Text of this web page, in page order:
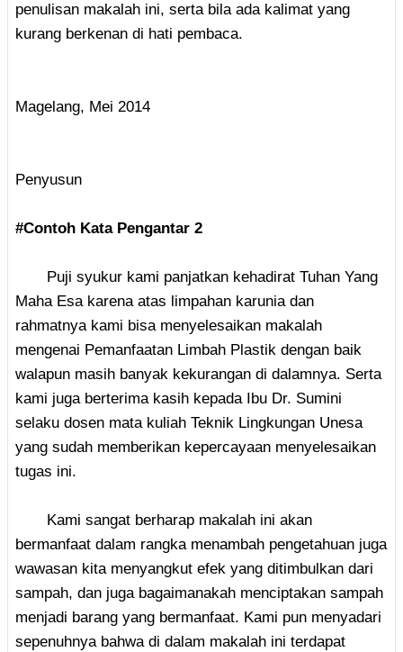
penulisan makalah ini, serta bila ada kalimat yang
kurang berkenan di hati pembaca.
Magelang, Mei 2014
Penyusun
#Contoh Kata Pengantar 2
Puji syukur kami panjatkan kehadirat Tuhan Yang
Maha Esa karena atas limpahan karunia dan
rahmatnya kami bisa menyelesaikan makalah
mengenai Pemanfaatan Limbah Plastik dengan baik
walapun masih banyak kekurangan di dalamnya. Serta
kami juga berterima kasih kepada Ibu Dr. Sumini
selaku dosen mata kuliah Teknik Lingkungan Unesa
yang sudah memberikan kepercayaan menyelesaikan
tugas ini.
Kami sangat berharap makalah ini akan
bermanfaat dalam rangka menambah pengetahuan juga
wawasan kita menyangkut efek yang ditimbulkan dari
sampah, dan juga bagaimanakah menciptakan sampah
menjadi barang yang bermanfaat. Kami pun menyadari
sepenuhnya bahwa di dalam makalah ini terdapat